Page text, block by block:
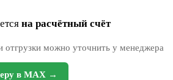
на расчётный счёт
отгрузки можно уточнить у менеджера
в MAX →